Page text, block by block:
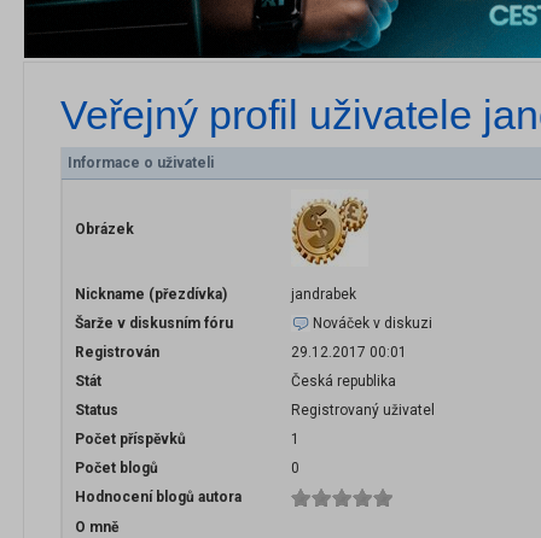
Veřejný profil uživatele
Informace o uživateli
Obrázek
Nickname (přezdívka)
jandrabek
Šarže v diskusním fóru
Nováček v diskuzi
Registrován
29.12.2017 00:01
Stát
Česká republika
Status
Registrovaný uživatel
Počet příspěvků
1
Počet blogů
0
Hodnocení blogů autora
O mně